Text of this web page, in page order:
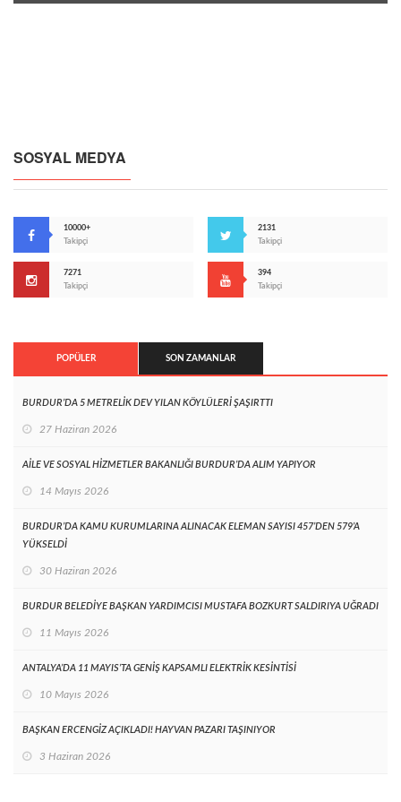
SOSYAL MEDYA
10000+
Takipçi
2131
Takipçi
7271
Takipçi
394
Takipçi
POPÜLER SON ZAMANLAR
BURDUR’DA 5 METRELİK DEV YILAN KÖYLÜLERİ ŞAŞIRTTI
27 Haziran 2026
AİLE VE SOSYAL HİZMETLER BAKANLIĞI BURDUR’DA ALIM YAPIYOR
14 Mayıs 2026
BURDUR’DA KAMU KURUMLARINA ALINACAK ELEMAN SAYISI 457’DEN 579’A
YÜKSELDİ
30 Haziran 2026
BURDUR BELEDİYE BAŞKAN YARDIMCISI MUSTAFA BOZKURT SALDIRIYA UĞRADI
11 Mayıs 2026
ANTALYA’DA 11 MAYIS’TA GENİŞ KAPSAMLI ELEKTRİK KESİNTİSİ
10 Mayıs 2026
BAŞKAN ERCENGİZ AÇIKLADI! HAYVAN PAZARI TAŞINIYOR
3 Haziran 2026